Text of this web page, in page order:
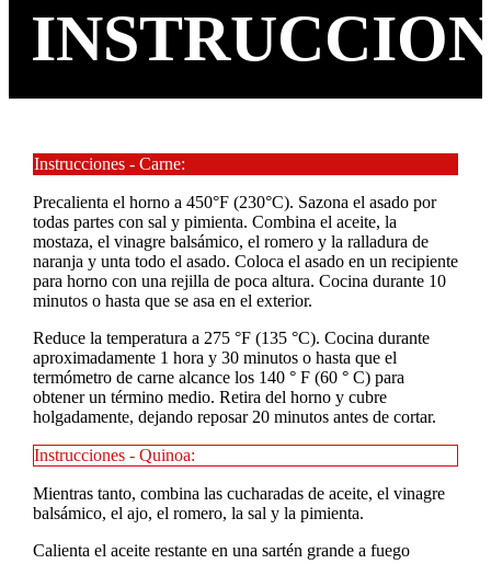
Instrucciones - Carne:
Precalienta el horno a 450°F (230°C). Sazona el asado por
todas partes con sal y pimienta. Combina el aceite, la
mostaza, el vinagre balsámico, el romero y la ralladura de
naranja y unta todo el asado. Coloca el asado en un recipiente
para horno con una rejilla de poca altura. Cocina durante 10
minutos o hasta que se asa en el exterior.
Reduce la temperatura a 275 °F (135 °C). Cocina durante
aproximadamente 1 hora y 30 minutos o hasta que el
termómetro de carne alcance los 140 ° F (60 ° C) para
obtener un término medio. Retira del horno y cubre
holgadamente, dejando reposar 20 minutos antes de cortar.
Instrucciones - Quinoa:
Mientras tanto, combina las cucharadas de aceite, el vinagre
balsámico, el ajo, el romero, la sal y la pimienta.
Calienta el aceite restante en una sartén grande a fuego